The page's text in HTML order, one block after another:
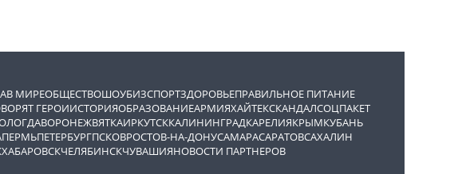
В МИРЕОБЩЕСТВОШОУБИЗСПОРТЗДОРОВЬЕПРАВИЛЬНОЕ ПИТАНИЕ
ГЕРОИИСТОРИЯОБРАЗОВАНИЕАРМИЯХАЙТЕКСКАНДАЛСОЦПАКЕТ
ВОРОНЕЖВЯТКАИРКУТСККАЛИНИНГРАДКАРЕЛИЯКРЫМКУБАНЬ
ПЕРМЬПЕТЕРБУРГПСКОВРОСТОВ-НА-ДОНУСАМАРАСАРАТОВСАХАЛИН
ХАБАРОВСКЧЕЛЯБИНСКЧУВАШИЯНОВОСТИ ПАРТНЕРОВ